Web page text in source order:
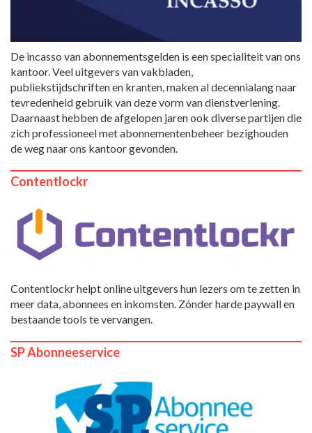
De incasso van abonnementsgelden is een specialiteit van ons
kantoor. Veel uitgevers van vakbladen,
publiekstijdschriften en kranten, maken al decennialang naar
tevredenheid gebruik van deze vorm van dienstverlening.
Daarnaast hebben de afgelopen jaren ook diverse partijen die
zich professioneel met abonnementenbeheer bezighouden
de weg naar ons kantoor gevonden.
Contentlockr
Contentlockr helpt online uitgevers hun lezers om te zetten in
meer data, abonnees en inkomsten. Zónder harde paywall en
bestaande tools te vervangen.
SP Abonneeservice